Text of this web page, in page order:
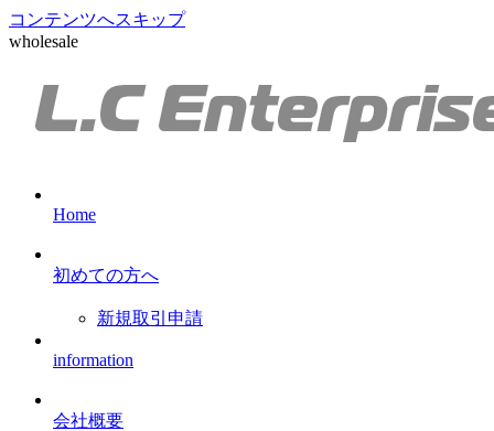
コンテンツへスキップ
wholesale
Home
初めての方へ
新規取引申請
information
会社概要